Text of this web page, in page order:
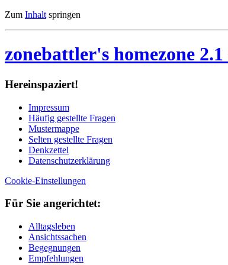
Zum Inhalt springen
zonebattler's homezone 2.1
Her­ein­spa­ziert!
Im­pres­sum
Häu­fig ge­stell­te Fra­gen
Mu­ster­map­pe
Sel­ten ge­stell­te Fra­gen
Denk­zet­tel
Da­ten­schutz­er­klä­rung
Cookie-Einstellungen
Für Sie an­ge­rich­tet:
Alltagsleben
Ansichtssachen
Begegnungen
Empfehlungen